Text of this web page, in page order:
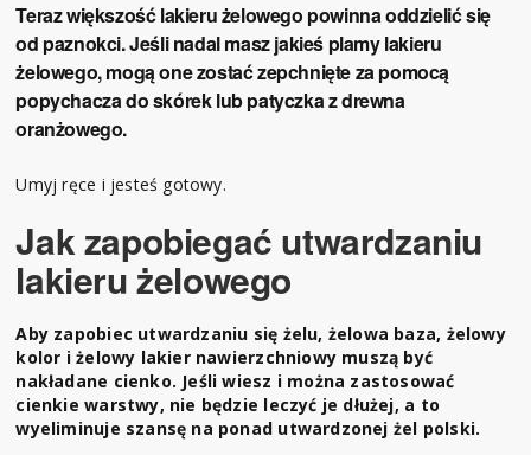
Teraz większość lakieru żelowego powinna oddzielić się
od paznokci. Jeśli nadal masz jakieś plamy lakieru
żelowego, mogą one zostać zepchnięte za pomocą
popychacza do skórek lub patyczka z drewna
oranżowego.
Umyj ręce i jesteś gotowy.
Jak zapobiegać utwardzaniu
lakieru żelowego
Aby zapobiec utwardzaniu się żelu, żelowa baza, żelowy
kolor i żelowy lakier nawierzchniowy muszą być
nakładane cienko. Jeśli wiesz i można zastosować
cienkie warstwy, nie będzie leczyć je dłużej, a to
wyeliminuje szansę na ponad utwardzonej żel polski.